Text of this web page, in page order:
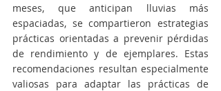
meses, que anticipan lluvias más
espaciadas, se compartieron estrategias
prácticas orientadas a prevenir pérdidas
de rendimiento y de ejemplares. Estas
recomendaciones resultan especialmente
valiosas para adaptar las prácticas de